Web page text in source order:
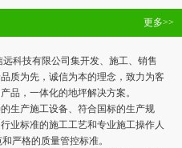
更多>>
科技有限公司集开发、施工、销售
质为先，诚信为本的理念，致力为客
品，一体化的地坪解决方案。
生产施工设备、符合国标的生产规
业标准的施工工艺和专业施工操作人
严格的质量管控标准。